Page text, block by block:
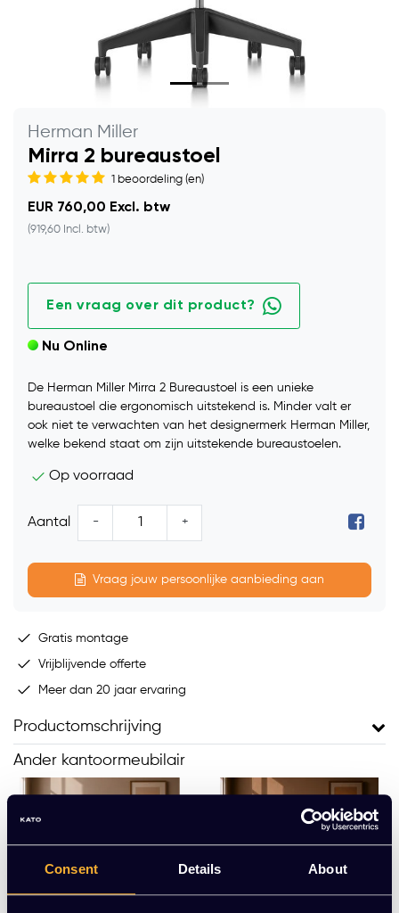
Consent Details About
Herman Miller
Mirra 2 bureaustoel
1 beoordeling (en)
EUR 760,00 Excl. btw
(919,60 Incl. btw)
Een vraag over dit product?
Nu Online
De Herman Miller Mirra 2 Bureaustoel is een unieke
bureaustoel die ergonomisch uitstekend is. Minder valt er
ook niet te verwachten van het designermerk Herman Miller,
welke bekend staat om zijn uitstekende bureaustoelen.
Op voorraad
Aantal - +
Vraag jouw persoonlijke aanbieding aan
Gratis montage
Vrijblijvende offerte
Meer dan 20 jaar ervaring
Productomschrijving
Ander kantoormeubilair